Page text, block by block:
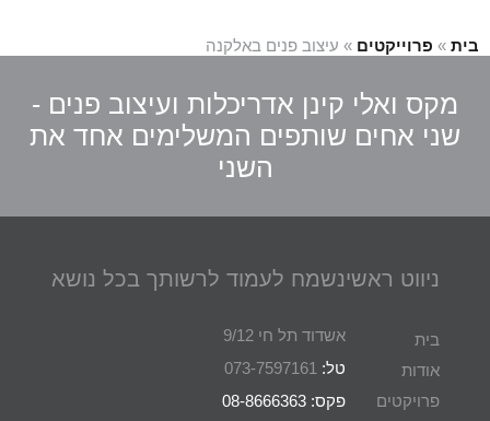
בית » פרוייקטים » עיצוב פנים באלקנה
מקס ואלי קינן אדריכלות ועיצוב פנים -
שני אחים שותפים המשלימים אחד את
השני
ניווט ראשי
בית
אודות
פרויקטים
נשמח לעמוד לרשותך בכל נושא
אשדוד תל חי 9/12
טל: 073-7597161
פקס: 08-8666363